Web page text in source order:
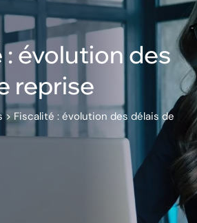
: évolution des
reprise
>Fiscalité : évolution des délais de